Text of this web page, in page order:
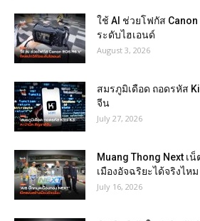
ใช้ AI ช่วยโฟกัส Canon
ระดับไฮเอนด์
August 3, 2026
สมรภูมิเดือด ถอดรหัส
จีน
July 27, 2026
Muang Thong Next เ
เมืองอัจฉริยะได้จริงไหม
July 16, 2026